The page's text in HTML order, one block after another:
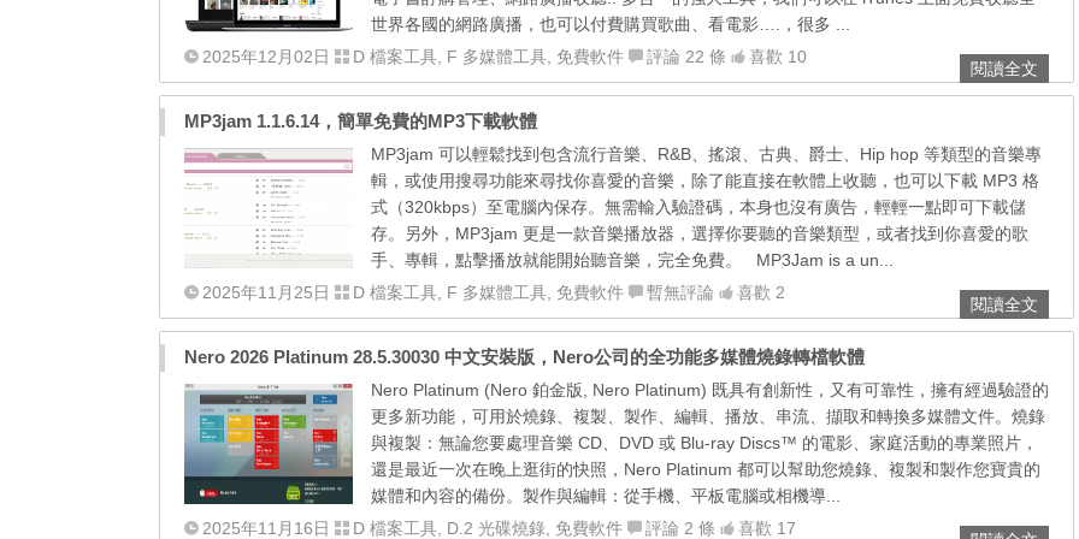
世界各國的網路廣播，也可以付費購買歌曲、看電影….，很多 ...
2025年12月02日
D 檔案工具 F 多媒體工具 免費軟件 評論 22 條 喜歡 10
閱讀全文
MP3jam 1.1.6.14，簡單免費的MP3下載軟體
MP3jam 可以輕鬆找到包含流行音樂、R&B、搖滾、古典、爵士、Hip hop 等類型的音樂專
輯，或使用搜尋功能來尋找你喜愛的音樂，除了能直接在軟體上收聽，也可以下載 MP3 格
式（320kbps）至電腦內保存。無需輸入驗證碼，本身也沒有廣告，輕輕一點即可下載儲
存。另外，MP3jam 更是一款音樂播放器，選擇你要聽的音樂類型，或者找到你喜愛的歌
手、專輯，點擊播放就能開始聽音樂，完全免費。 MP3Jam is a un...
2025年11月25日
D 檔案工具 F 多媒體工具 免費軟件 暫無評論 喜歡 2
閱讀全文
Nero 2026 Platinum 28.5.30030 中文安裝版，Nero公司的全功能多媒體燒錄轉檔軟體
Nero Platinum (Nero 鉑金版, Nero Platinum) 既具有創新性，又有可靠性，擁有經過驗證的
更多新功能，可用於燒錄、複製、製作、編輯、播放、串流、擷取和轉換多媒體文件。燒錄
與複製：無論您要處理音樂 CD、DVD 或 Blu-ray Discs™ 的電影、家庭活動的專業照片，
還是最近一次在晚上逛街的快照，Nero Platinum 都可以幫助您燒錄、複製和製作您寶貴的
媒體和內容的備份。製作與編輯：從手機、平板電腦或相機導...
2025年11月16日
D 檔案工具 D.2 光碟燒錄 免費軟件 評論 2 條 喜歡 17